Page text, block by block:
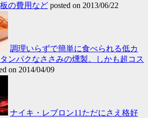
の費用など posted on 2013/06/22
調理いらずで簡単に食べられる低カ
ンパクなささみの燻製。しかも超コス
on 2014/04/09
ナイキ・レブロン11ただにさえ格好